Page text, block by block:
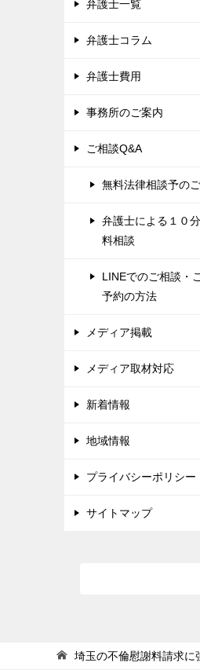
弁護士一覧
弁護士コラム
弁護士費用
事務所のご案内
ご相談Q&A
無料法律相談予の
弁護士による１０
料相談
LINEでのご相談・
予約の方法
メディア掲載
メディア取材対応
新着情報
地域情報
プライバシーポリシー
サイトマップ
埼玉の不倫慰謝料請求に